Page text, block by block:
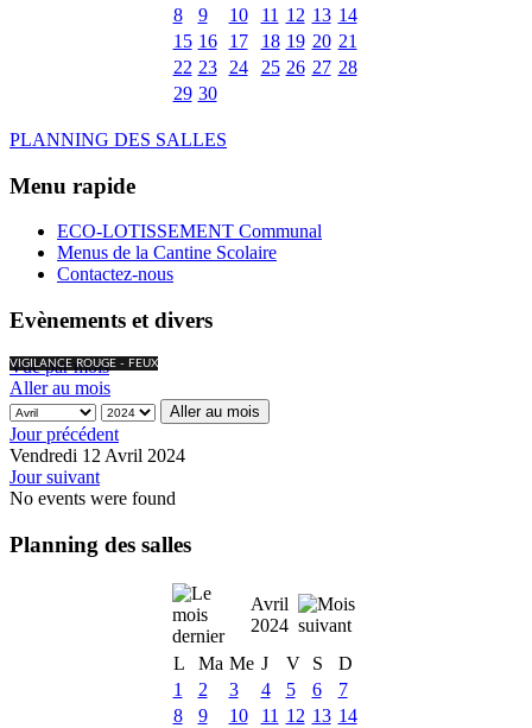
8
9 10 11 12 13 14
15 16 17 18 19 20 21
22 23 24 25 26 27 28
29 30
PLANNING DES SALLES
Menu rapide
ECO-LOTISSEMENT Communal
Menus de la Cantine Scolaire
Contactez-nous
Evènements et divers
VIGILANCE ROUGE - FEUX
Vue par mois
Aller au mois
Aller au mois
Jour précédent
Vendredi 12 Avril 2024
Jour suivant
No events were found
Planning des salles
Avril
2024
L
Ma Me J V S
D
1
2 3 4 5 6
7
8
9 10 11 12 13 14